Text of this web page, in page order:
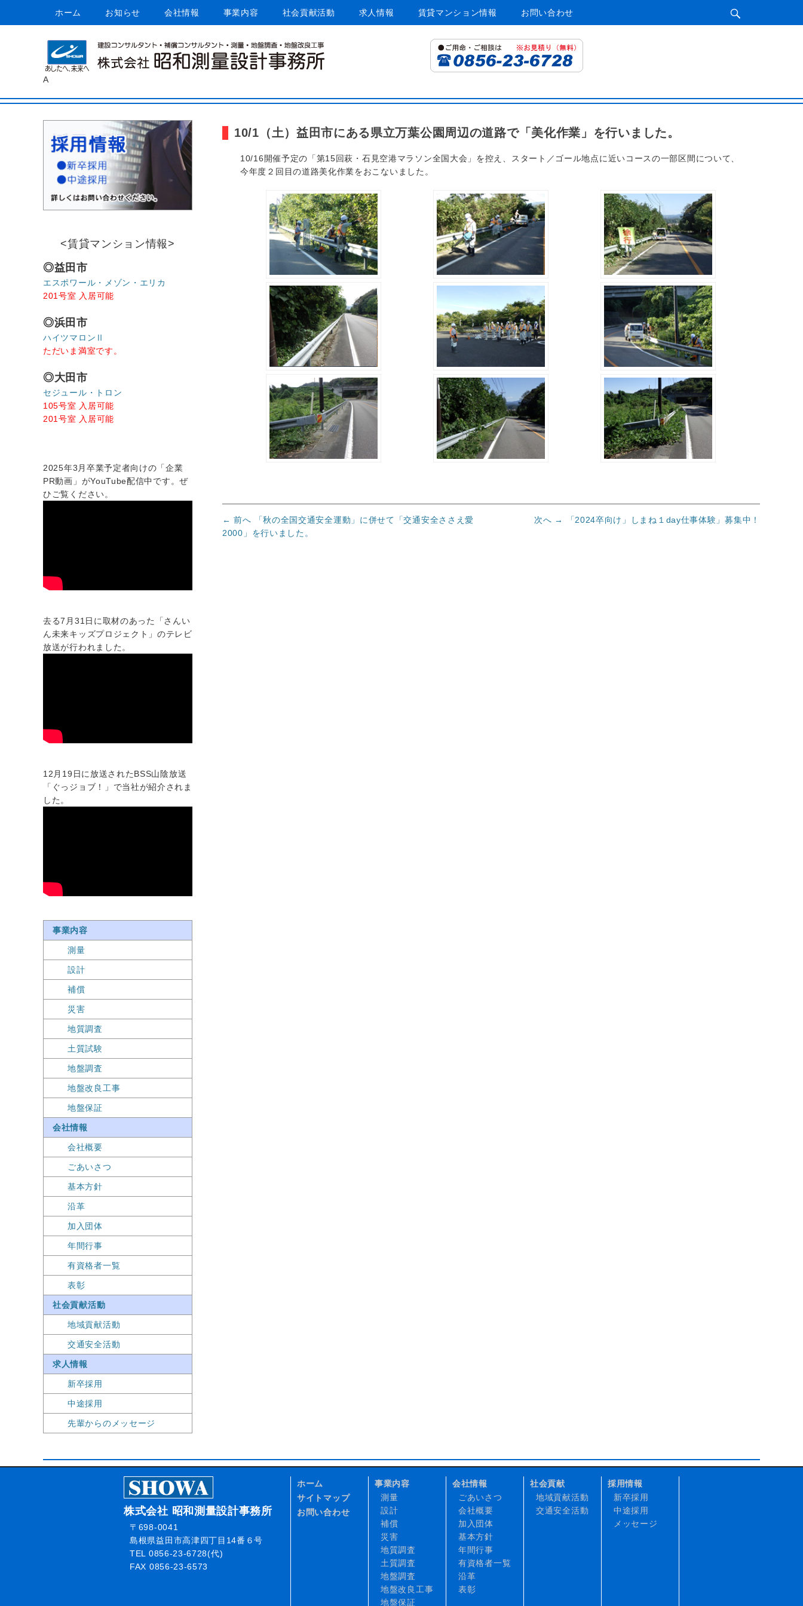
株式会社 昭和測量設計事務所
～あしたへ、未来へ～
A
メインメニュー
ツ
へ
ス
キ
ホーム お知らせ 会社情報 事業内容 社会貢献活動 求人情報 賃貸マンション情報 お問い合わせ
10/1（土）益田市にある県立万葉公園周辺の道路で「美化作業」を行いました。
10/16開催予定の「第15回萩・石見空港マラソン全国大会」を控え、スタート／ゴール地点に近いコースの一部区間について、
今年度２回目の道路美化作業をおこないました。
投
稿
← 前へ
前
の
「秋の全国交通安全運動」に併せて「交通安全ささえ愛
2000」を行いました。
次へ →
次
「2024卒向け」しまね１day仕事体験」募集中！
<賃貸マンション情報>
◎益田市
エスポワール・メゾン・エリカ
201号室 入居可能
◎浜田市
ハイツマロンⅡ
ただいま満室です。
◎大田市
セジュール・トロン
105号室 入居可能
201号室 入居可能
2025年3月卒業予定者向けの「企業
PR動画」がYouTube配信中です。ぜ
ひご覧ください。
去る7月31日に取材のあった「さんい
ん未来キッズプロジェクト」のテレビ
放送が行われました。
12月19日に放送されたBSS山陰放送
「ぐっジョブ！」で当社が紹介されま
した。
事業内容
測量
設計
補償
災害
地質調査
土質試験
地盤調査
地盤改良工事
地盤保証
会社情報
会社概要
ごあいさつ
基本方針
沿革
加入団体
年間行事
有資格者一覧
表彰
社会貢献活動
地域貢献活動
交通安全活動
求人情報
新卒採用
中途採用
先輩からのメッセージ
株式会社 昭和測量設計事務所
〒698-0041
島根県益田市高津四丁目14番６号
TEL 0856-23-6728(代)
FAX 0856-23-6573
ホーム
サイトマップ
お問い合わせ
事業内容
測量
設計
補償
災害
地質調査
土質調査
地盤調査
地盤改良工事
地盤保証
会社情報
ごあいさつ
会社概要
加入団体
基本方針
年間行事
有資格者一覧
沿革
表彰
社会貢献
地域貢献活動
交通安全活動
採用情報
新卒採用
中途採用
メッセージ